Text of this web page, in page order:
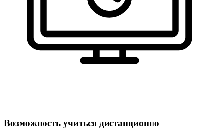
Возможность учиться дистанционно